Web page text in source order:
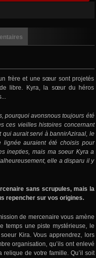
frère et une sœur sont projetés
libre. Kyra, la sœur du héros
pourquoi avonsnous toujours été
ces vieilles histoires concernant
aurait servi à bannirAziraal, le
lignée auraient été choisis pour
inepties, mais ma soeur Kyra a
elle a disparu il y
sans scrupules, mais la
repencher sur vos origines.
de mercenaire vous amène
temps une piste mystérieuse, le
Kira. Vous apprendrez, lors
organisation, qu’ils ont enlevé
relique de votre famille. Qu’il soit